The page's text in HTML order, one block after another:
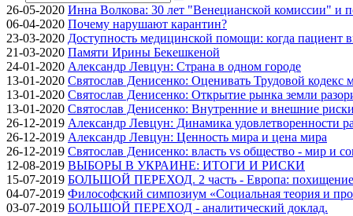
26-05-2020 Инна Волкова: 30 лет "Венецианской комиссии" и
06-04-2020 Почему нарушают карантин?
23-03-2020 Доступность медицинской помощи: когда пациент
21-03-2020 Памяти Ирины Бекешкеной
24-01-2020 Александр Левцун: Страна в одном городе
13-01-2020 Святослав Денисенко: Оценивать Трудовой кодекс
13-01-2020 Святослав Денисенко: Открытие рынка земли
13-01-2020 Святослав Денисенко: Внутренние и внешние
26-12-2019 Александр Левцун: Динамика удовлетворенности
26-12-2019 Александр Левцун: Ценность мира и цена мира
26-12-2019 Святослав Денисенко: власть vs общество - мир и
12-08-2019 ВЫБОРЫ В УКРАИНЕ: ИТОГИ И РИСКИ
15-07-2019 БОЛЬШОЙ ПЕРЕХОД. 2 часть - Европа: похищение
04-07-2019 Философский симпозиум «Социальная теория и
03-07-2019 БОЛЬШОЙ ПЕРЕХОД - аналитический доклад.